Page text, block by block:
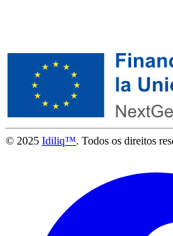
© 2025 Idiliq™. Todos os direitos